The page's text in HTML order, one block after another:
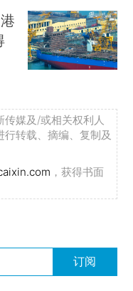
媒及/或相关权利人
转载、摘编、复制及
，获得书面
订阅